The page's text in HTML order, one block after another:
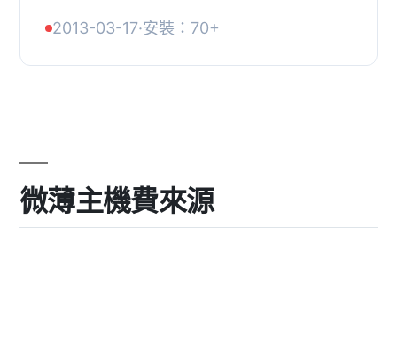
資訊。, 請支持我，造訪我的網站，閱
讀有關高級...
2013-03-17·安裝：70+
微薄主機費來源